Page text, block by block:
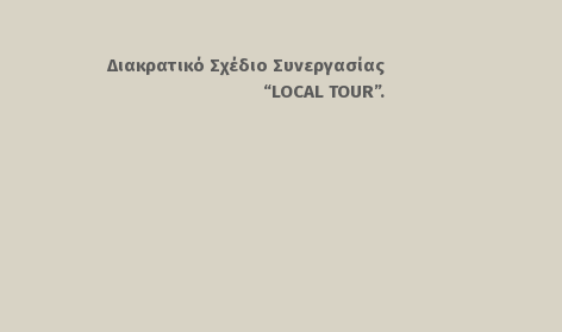
Διακρατικό Σχέδιο Συνεργασίας
“LOCAL TOUR”.